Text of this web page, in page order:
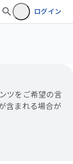
ログイン
ツをご希望の言
含まれる場合が